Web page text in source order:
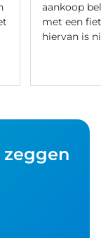
aankoop
met een
hiervan is